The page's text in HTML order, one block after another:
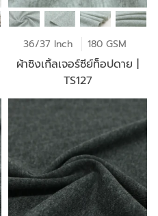
36/37 Inch 180 GSM
ผ้าซิงเกิ้ลเจอร์ซีย์ท็อปดาย |
TS127